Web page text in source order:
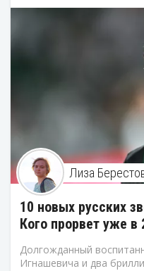
Лиза
10 новых русских
Кого прорвет уже в
Долгожданный
Игнашевича и два